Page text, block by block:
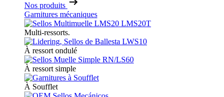
Nos produits
Garnitures mécaniques
Multi-ressorts.
À ressort ondulé
À ressort simple
À Soufflet